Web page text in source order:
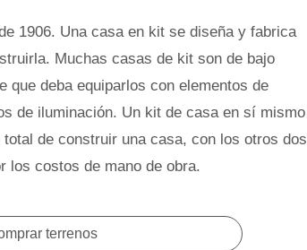
1906. Una casa en kit se diseña y fabrica
Muchas casas de kit son de bajo
deba equiparlos con elementos de
de iluminación. Un kit de casa en sí mismo
de construir una casa, con los otros dos
los costos de mano de obra.
terrenos